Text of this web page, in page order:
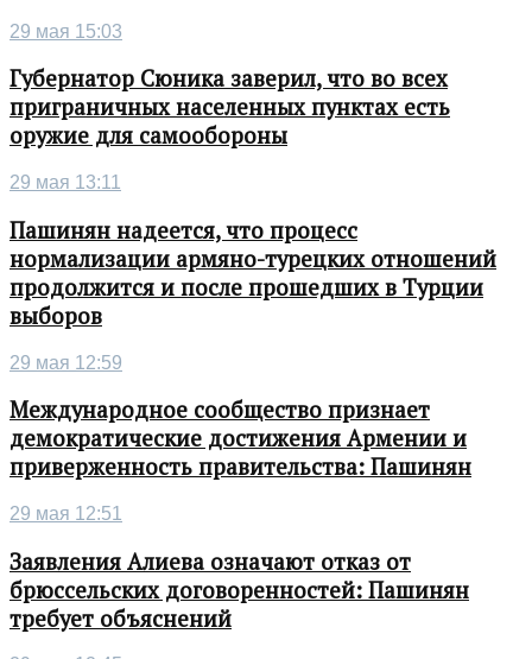
29 мая 15:03
Губернатор Сюника заверил, что во всех
приграничных населенных пунктах есть
оружие для самообороны
29 мая 13:11
Пашинян надеется, что процесс
нормализации армяно-турецких отношений
продолжится и после прошедших в Турции
выборов
29 мая 12:59
Международное сообщество признает
демократические достижения Армении и
приверженность правительства: Пашинян
29 мая 12:51
Заявления Алиева означают отказ от
брюссельских договоренностей: Пашинян
требует объяснений